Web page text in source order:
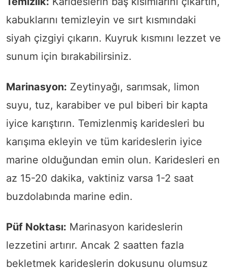
kabuklarını temizleyin ve sırt kısmındaki
siyah çizgiyi çıkarın. Kuyruk kısmını lezzet ve
sunum için bırakabilirsiniz.
Marinasyon: Zeytinyağı, sarımsak, limon
suyu, tuz, karabiber ve pul biberi bir kapta
iyice karıştırın. Temizlenmiş karidesleri bu
karışıma ekleyin ve tüm karideslerin iyice
marine olduğundan emin olun. Karidesleri en
az 15-20 dakika, vaktiniz varsa 1-2 saat
buzdolabında marine edin.
Püf Noktası: Marinasyon karideslerin
lezzetini artırır. Ancak 2 saatten fazla
bekletmek karideslerin dokusunu olumsuz